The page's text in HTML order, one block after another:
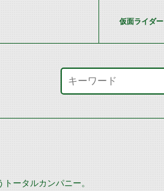
仮面ライダー
ータルカンパニー。